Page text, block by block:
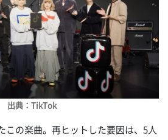
出典：TikTok
この楽曲。再ヒットした要因は、5人